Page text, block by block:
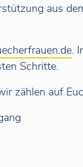
aus
.
Schritte.
zählen auf